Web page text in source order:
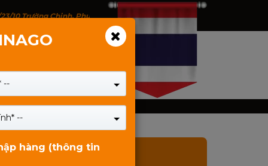
10 Trường Chinh, Phường Tân Bình, TP.HCM - 146 Trịnh Đình Thảo,
--
--
hàng (thông tin